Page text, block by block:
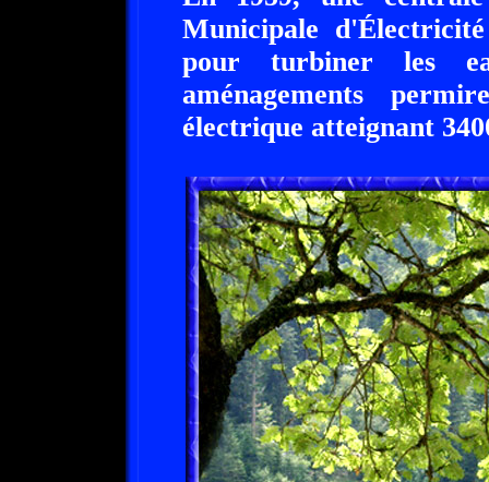
Municipale
pour turbiner les
aménagements
électrique atteignant